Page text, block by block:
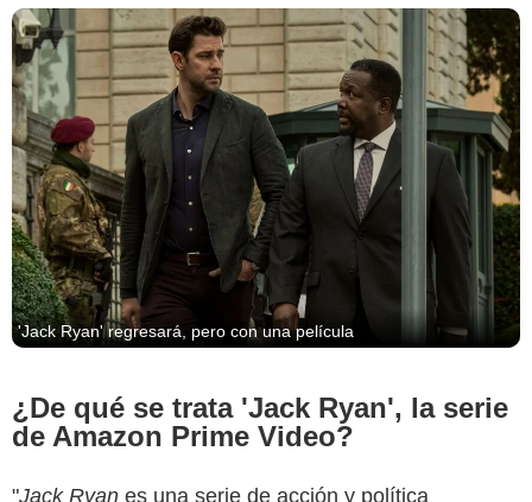
'Jack Ryan' regresará, pero con una película
¿De qué se trata 'Jack Ryan', la serie
de Amazon Prime Video?
"Jack Ryan es una serie de acción y política